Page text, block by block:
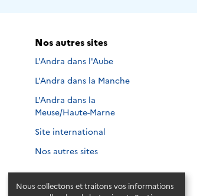
Nous collectons et traitons vos informations
Nos autres sites
L'Andra dans l'Aube
L'Andra dans la Manche
L'Andra dans la
Meuse/Haute-Marne
Site international
Nos autres sites